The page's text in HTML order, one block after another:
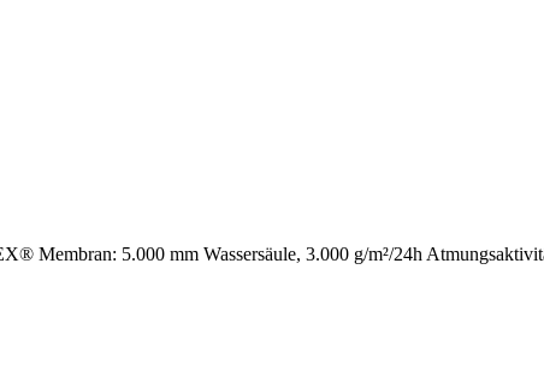
Membran: 5.000 mm Wassersäule, 3.000 g/m²/24h